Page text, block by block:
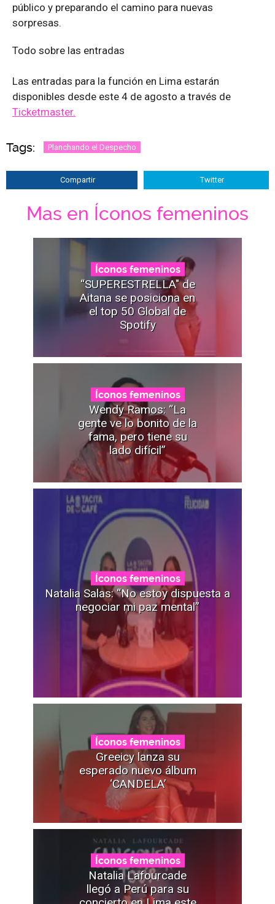
público y preparando el camino para nuevas
sorpresas.
Todo sobre las entradas
Las entradas para la función en Lima estarán
disponibles desde este 4 de agosto a través de
Ticketmaster.
Tags: Planchando el Despecho
Compartir Twitter
Mas en Íconos femeninos
Íconos femeninos
“SUPERESTRELLA" de
Aitana se posiciona en
el top 50 Global de
Spotify
Íconos femeninos
Wendy Ramos: “La
gente ve lo bonito de la
fama, pero tiene su
lado difícil”
Íconos femeninos
Natalia Salas: “No estoy dispuesta a
negociar mi paz mental”
Íconos femeninos
Greeicy lanza su
esperado nuevo álbum
‘CANDELA’
Íconos femeninos
Natalia Lafourcade
llegó a Perú para su